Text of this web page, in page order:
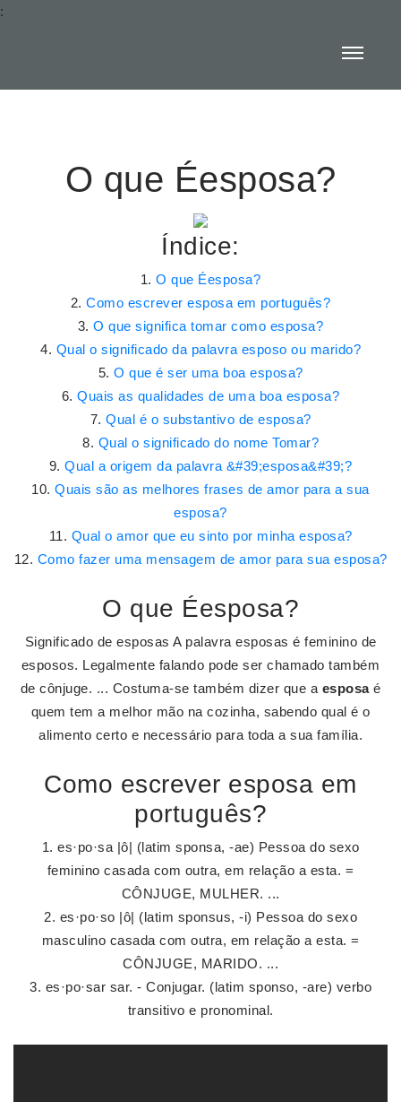
:
O que Éesposa?
Índice:
O que Éesposa?
Como escrever esposa em português?
O que significa tomar como esposa?
Qual o significado da palavra esposo ou marido?
O que é ser uma boa esposa?
Quais as qualidades de uma boa esposa?
Qual é o substantivo de esposa?
Qual o significado do nome Tomar?
Qual a origem da palavra &#39;esposa&#39;?
Quais são as melhores frases de amor para a sua
esposa?
Qual o amor que eu sinto por minha esposa?
Como fazer uma mensagem de amor para sua esposa?
O que Éesposa?
Significado de esposas A palavra esposas é feminino de
esposos. Legalmente falando pode ser chamado também
de cônjuge. ... Costuma-se também dizer que a esposaé
quem tem a melhor mão na cozinha, sabendo qual é o
alimento certo e necessário para toda a sua família.
Como escrever esposa em
português?
es·po·sa |ô| (latim sponsa, -ae) Pessoa do sexo
feminino casada com outra, em relação a esta. =
CÔNJUGE, MULHER. ...
es·po·so |ô| (latim sponsus, -i) Pessoa do sexo
masculino casada com outra, em relação a esta. =
CÔNJUGE, MARIDO. ...
es·po·sar sar. - Conjugar. (latim sponso, -are) verbo
transitivo e pronominal.